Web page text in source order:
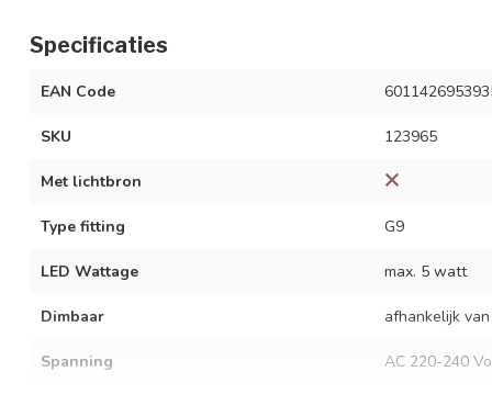
Specificaties
EAN Code
SKU 123965
Met lichtbron
Type fitting G9
LED Wattage max. 5 watt
Dimbaar afhankelijk
Spanning AC 220-240